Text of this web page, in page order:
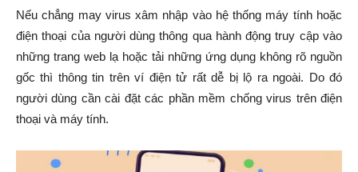
Nếu chẳng may virus xâm nhập vào hệ thống máy tính hoặc
điện thoại của người dùng thông qua hành động truy cập vào
những trang web lạ hoặc tải những ứng dụng không rõ nguồn
gốc thì thông tin trên ví điện tử rất dễ bị lộ ra ngoài. Do đó
người dùng cần cài đặt các phần mềm chống virus trên điện
thoại và máy tính.